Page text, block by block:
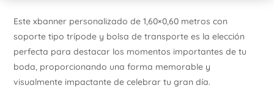
Este xbanner personalizado de 1,60×0,60 metros con
soporte tipo trípode y bolsa de transporte es la elección
perfecta para destacar los momentos importantes de tu
boda, proporcionando una forma memorable y
visualmente impactante de celebrar tu gran día.